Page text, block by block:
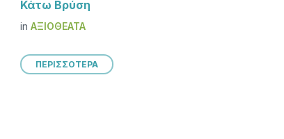
Κάτω Βρύση
inΑΞΙΟΘΈΑΤΑ
ΠΕΡΙΣΣΟΤΕΡΑ